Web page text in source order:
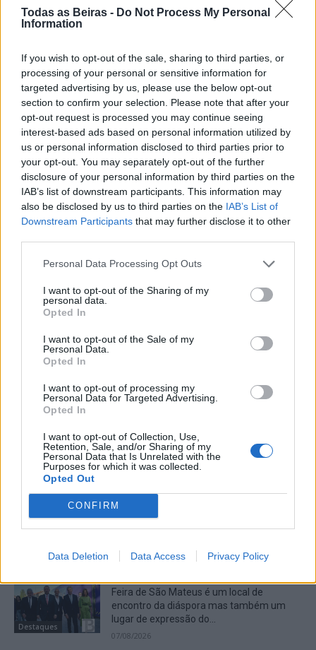
Todas as Beiras - Do Not Process My Personal
Information
If you wish to opt-out of the sale, sharing to third parties, or
processing of your personal or sensitive information for
targeted advertising by us, please use the below opt-out
section to confirm your selection. Please note that after your
opt-out request is processed you may continue seeing
interest-based ads based on personal information utilized by
us or personal information disclosed to third parties prior to
your opt-out. You may separately opt-out of the further
disclosure of your personal information by third parties on the
IAB’s list of downstream participants. This information may
also be disclosed by us to third parties on the IAB’s List of
Downstream Participants that may further disclose it to other
Personal Data Processing Opt Outs
I want to opt-out of the Sharing of my
personal data.
Opted In
I want to opt-out of the Sale of my
Personal Data.
Opted In
I want to opt-out of processing my
Personal Data for Targeted Advertising.
Opted In
I want to opt-out of Collection, Use,
Retention, Sale, and/or Sharing of my
Personal Data that Is Unrelated with the
Purposes for which it was collected.
Opted Out
CONFIRM
Data Deletion Data Access Privacy Policy
Aldeia do Bispo recebe mais
uma edição do projecto
grupo “Síntese”
Sérgio Costa evidenciou esta
noite que os 600 candidatos
são «vozes livres que, em
uníssono, vão cantar que o
poder nasce das pessoas e
partidárias»
Destaques
Feira de São Mateus é um local de
encontro da diáspora mas também um
lugar de expressão do...
07/08/2026